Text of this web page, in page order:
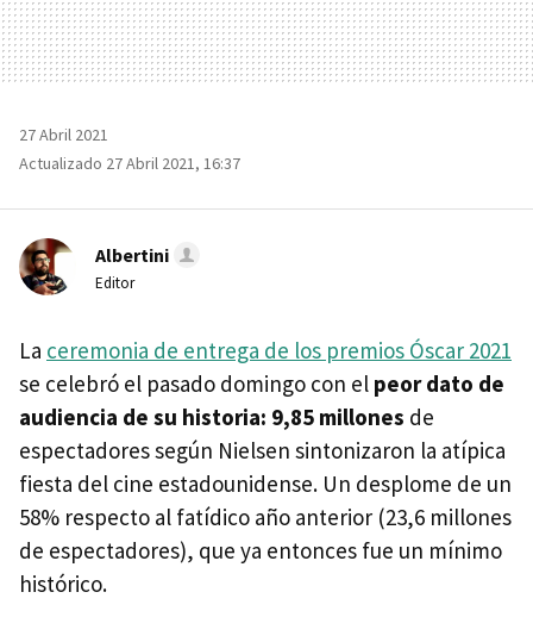
27 Abril 2021
Actualizado 27 Abril 2021, 16:37
Albertini
Editor
La ceremonia de entrega de los premios Óscar 2021
se celebró el pasado domingo con el peor dato de
audiencia de su historia: 9,85 millones de
espectadores según Nielsen sintonizaron la atípica
fiesta del cine estadounidense. Un desplome de un
58% respecto al fatídico año anterior (23,6 millones
de espectadores), que ya entonces fue un mínimo
histórico.